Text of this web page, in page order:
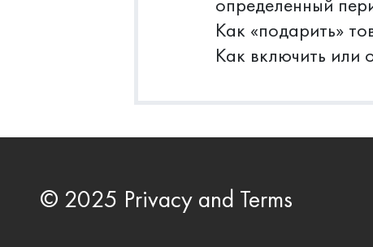
определенный
Как «подарить»
Как включить или
© 2025 Privacy and Terms